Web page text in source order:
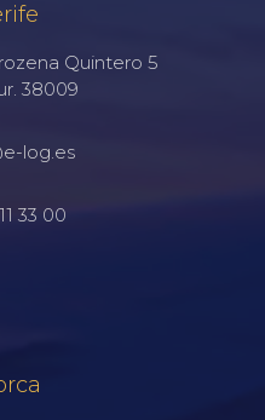
Quintero 5
38009
log.es
33 00